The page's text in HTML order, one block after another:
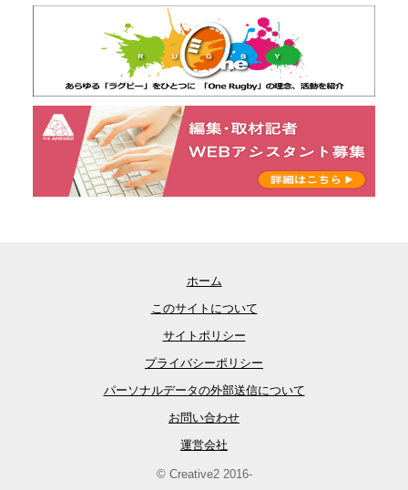
ホーム
このサイトについて
サイトポリシー
プライバシーポリシー
パーソナルデータの外部送信について
お問い合わせ
運営会社
© Creative2 2016-